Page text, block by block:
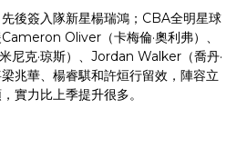
後簽入隊新星楊瑞鴻；CBA全明星球
Oliver（卡梅倫·奧利弗）、
克·琼斯）、Jordan Walker（喬丹·
兆華、楊睿騏和許烜行留效，陣容立
實力比上季提升很多。